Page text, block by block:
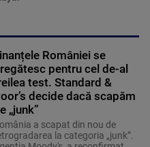
României se
pentru cel de-al
test. Standard &
decide dacă scapăm
„junk”
a scapat din nou de
la categoria „junk”.